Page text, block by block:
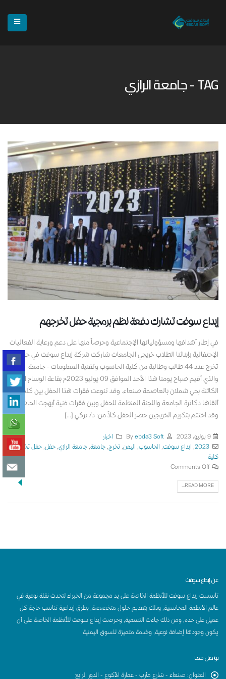
TAG - جامعة الرازي
إبداع سوفت تشارك دفعة نظم برمجية حفل تخرجهم
في إطار أهدافها ومسؤولياتها الإجتماعية وحرصاً منها على دعم ورعاية الفعاليات
الإحتفالية بإبنائنا الطلاب خريجي الجامعات شاركت شركة إبداع سوفت في حفل
تخرج عدد 44 طالب وطالبة من كلية الحاسوب وتقنية المعلومات - جامعة الرازي
والذي أقيم صباح يومنا هذا الأحد الموافق 09 يوليو 2023م بقاعة الوسام الملكي
الكائنة بحي شملان بالعاصمة صنعاء. وقد تنوعت فقرات هذا الحفل بين كلمات
ألقاها دكاترة الجامعة واللجنة المنظمة للحفل وبين فقرات فنية أبهجت الحاضرين
وقد اختتم بتكريم الخريجين حضر الحفل كلاً من: د/ تركي [...]
9 يوليو، 2023 By
ebda3 Soft
اخبار
2023
, ابداع سوفت, الحاسوب, اليمن, تخرج, جامعة, جامعة الرازي, حفل, حفل تخرج,
كلية
Comments Off
READ MORE...
عن إبداع سوفت
تأسست إبداع سوفت للأنظمة الخاصة على يد مجموعة من الخبراء لتحدث نقلة نوعية في
عالم الأنظمة المحاسبية, وذلك بتقديم حلول متخصصة, بطرق إبداعية تناسب حاجة كل
عميل على حده, ومن ذلك جاءت التسمية, وحرصت إبداع سوفت للأنظمة الخاصة على أن
يكون وجودها إضافة نوعية, وخدمة متميزة للسوق اليمنية
تواصل معنا
العنوان: صنعاء - شارع مأرب - عمارة الأكوع - الدور الرابع